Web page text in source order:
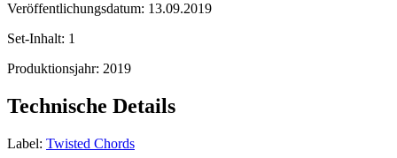
Veröffentlichungsdatum: 13.09.2019
Set-Inhalt: 1
Produktionsjahr: 2019
Technische Details
Label: Twisted Chords